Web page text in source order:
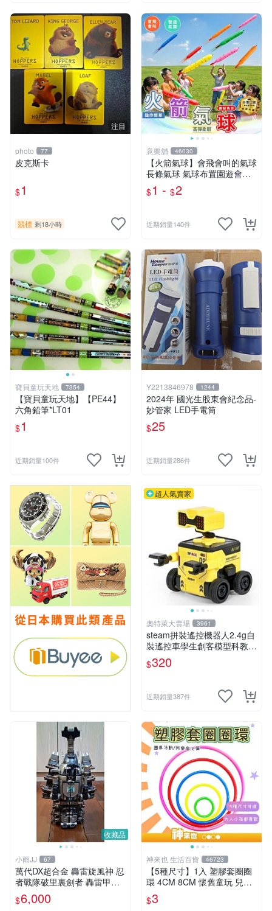
注目
photo 77
皮克斯卡
$1
競標 剩18小時
意樂舖 46030
【火箭氣球】會飛會叫的氣球
長條氣球 氣球布置園遊會氣
球 生日派對氣球 彩色氣球☆
意樂鋪☆
$1 - $2
近期銷量140件
寶貝童玩天地 7354
【寶貝童玩天地】【PE44】
六角鉛筆*LT01
$1
近期銷量100件
Y2213846978 1244
2024年 國光生股東會紀念品-
妙管家 LED手電筒
$25
近期銷量286件
超人氣賣家
奧特萊大賣場 3961
steam拼裝遙控機器人2.4g自
裝遙控車學生創客模型科教玩
具 推薦推薦締造W
$320
近期銷量387件
收藏品
小雨JJ 67
萬代DX超合金 轟雷旋風神 忍
者戰隊破里裏劍者 轟雷甲蟲
轟雷鍬形蟲 絕版稀有老物收
藏品
$6,000
神來也 生活百貨 46723
【5種尺寸】1入 塑膠套圈圈
環 4CM 8CM 懷舊童玩 兒童
玩具 夜市套圈圈 塑膠套環 遊
戲道具 套環
$3